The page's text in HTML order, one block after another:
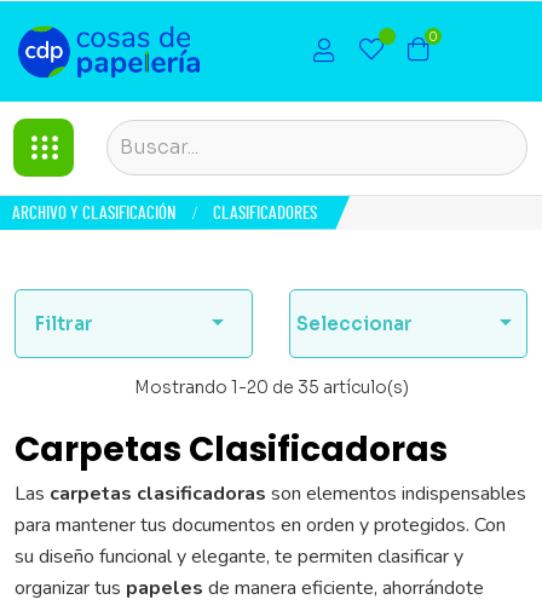
0
ARCHIVO Y CLASIFICACIÓN CLASIFICADORES
Filtrar  Seleccionar 
Mostrando 1-20 de 35 artículo(s)
Carpetas Clasificadoras
Las carpetas clasificadoras son elementos indispensables
para mantener tus documentos en orden y protegidos. Con
su diseño funcional y elegante, te permiten clasificar y
organizar tus papeles de manera eficiente, ahorrándote